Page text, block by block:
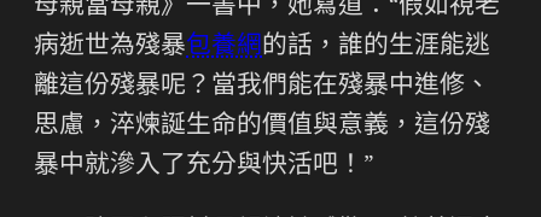
母親當母親》一書中，她寫道：“假如視老
病逝世為殘暴包養網的話，誰的生涯能逃
離這份殘暴呢？當我們能在殘暴中進修、
思慮，淬煉誕生命的價值與意義，這份殘
暴中就滲入了充分與快活吧！”